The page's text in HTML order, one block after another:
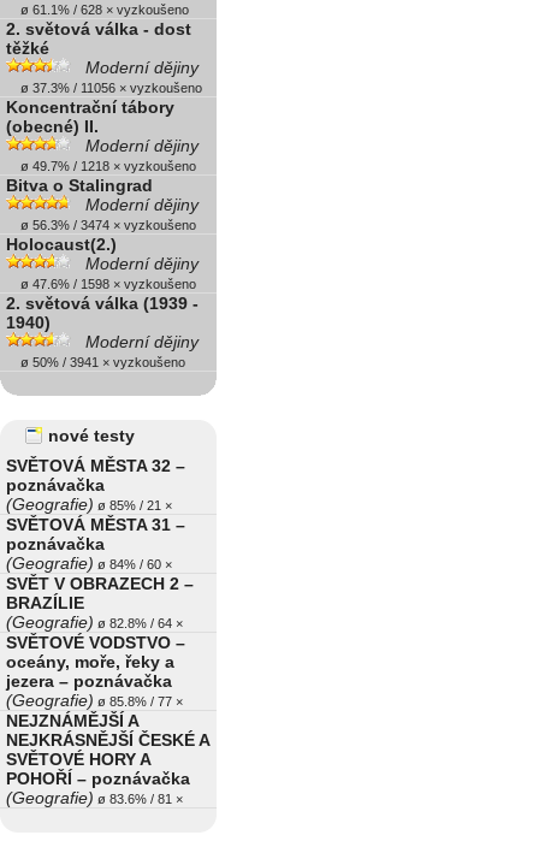
ø 61.1% / 628 × vyzkoušeno
2. světová válka - dost
těžké
Moderní dějiny
ø 37.3% / 11056 × vyzkoušeno
Koncentrační tábory
(obecné) II.
Moderní dějiny
ø 49.7% / 1218 × vyzkoušeno
Bitva o Stalingrad
Moderní dějiny
ø 56.3% / 3474 × vyzkoušeno
Holocaust(2.)
Moderní dějiny
ø 47.6% / 1598 × vyzkoušeno
2. světová válka (1939 -
1940)
Moderní dějiny
ø 50% / 3941 × vyzkoušeno
nové testy
SVĚTOVÁ MĚSTA 32 –
poznávačka
(Geografie) ø 85% / 21 ×
SVĚTOVÁ MĚSTA 31 –
poznávačka
(Geografie) ø 84% / 60 ×
SVĚT V OBRAZECH 2 –
BRAZÍLIE
(Geografie) ø 82.8% / 64 ×
SVĚTOVÉ VODSTVO –
oceány, moře, řeky a
jezera – poznávačka
(Geografie) ø 85.8% / 77 ×
NEJZNÁMĚJŠÍ A
NEJKRÁSNĚJŠÍ ČESKÉ A
SVĚTOVÉ HORY A
POHOŘÍ – poznávačka
(Geografie) ø 83.6% / 81 ×